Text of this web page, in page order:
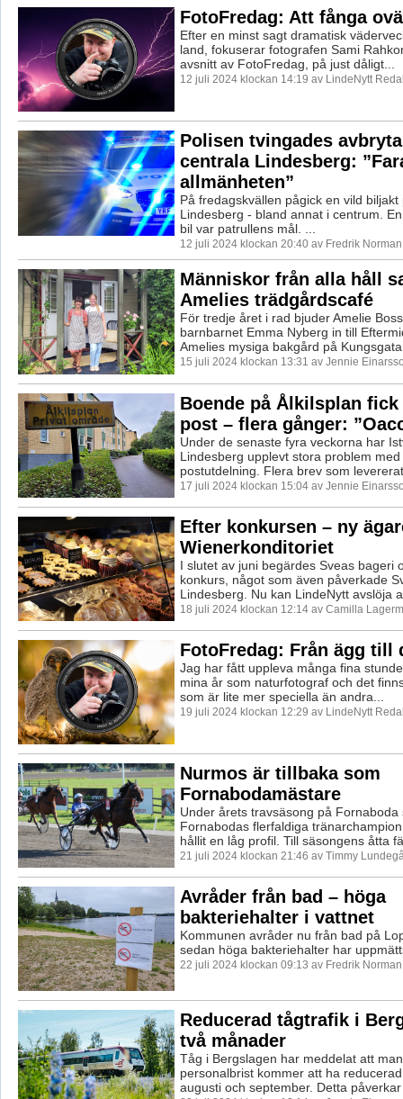
FotoFredag: Att fånga
Efter en minst sagt dramatisk
land, fokuserar fotografen Sami
avsnitt av FotoFredag, på just dåligt...
12 juli 2024 klockan 14:19 av LindeNytt
Polisen tvingades
centrala Lindesberg:
allmänheten”
På fredagskvällen pågick en vild
Lindesberg - bland annat i centrum.
bil var patrullens mål. ...
12 juli 2024 klockan 20:40 av Fredrik
Människor från alla håll
Amelies trädgårdscafé
För tredje året i rad bjuder Amelie
barnbarnet Emma Nyberg in till
Amelies mysiga bakgård på
15 juli 2024 klockan 13:31 av Jennie
Boende på Ålkilsplan fick
post – flera gånger:
Under de senaste fyra veckorna har
Lindesberg upplevt stora problem
postutdelning. Flera brev som
17 juli 2024 klockan 15:04 av Jennie
Efter konkursen – ny
Wienerkonditoriet
I slutet av juni begärdes Sveas bageri
konkurs, något som även påverkade
Lindesberg. Nu kan LindeNytt avslöja
18 juli 2024 klockan 12:14 av Camilla
FotoFredag: Från ägg till
Jag har fått uppleva många fina
mina år som naturfotograf och det
som är lite mer speciella än andra...
19 juli 2024 klockan 12:29 av LindeNytt
Nurmos är tillbaka som
Fornabodamästare
Under årets travsäsong på Fornaboda
Fornabodas flerfaldiga
hållit en låg profil. Till säsongens åtta
21 juli 2024 klockan 21:46 av Timmy
Avråder från bad – höga
bakteriehalter i vattnet
Kommunen avråder nu från bad på
sedan höga bakteriehalter har
22 juli 2024 klockan 09:13 av Fredrik
Reducerad tågtrafik i
två månader
Tåg i Bergslagen har meddelat att
personalbrist kommer att ha
augusti och september. Detta